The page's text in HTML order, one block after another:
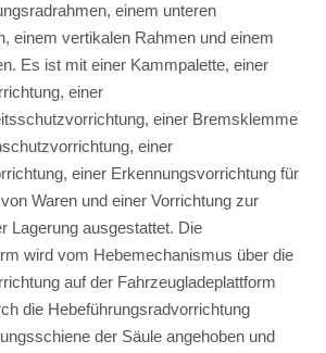
einem unteren
einem vertikalen Rahmen und einem
Es ist mit einer Kammpalette, einer
einer
einer Bremsklemme
einer
einer Erkennungsvorrichtung für
Waren und einer Vorrichtung zur
Lagerung ausgestattet. Die
wird vom Hebemechanismus über die
auf der Fahrzeugladeplattform
die Hebeführungsradvorrichtung
der Säule angehoben und